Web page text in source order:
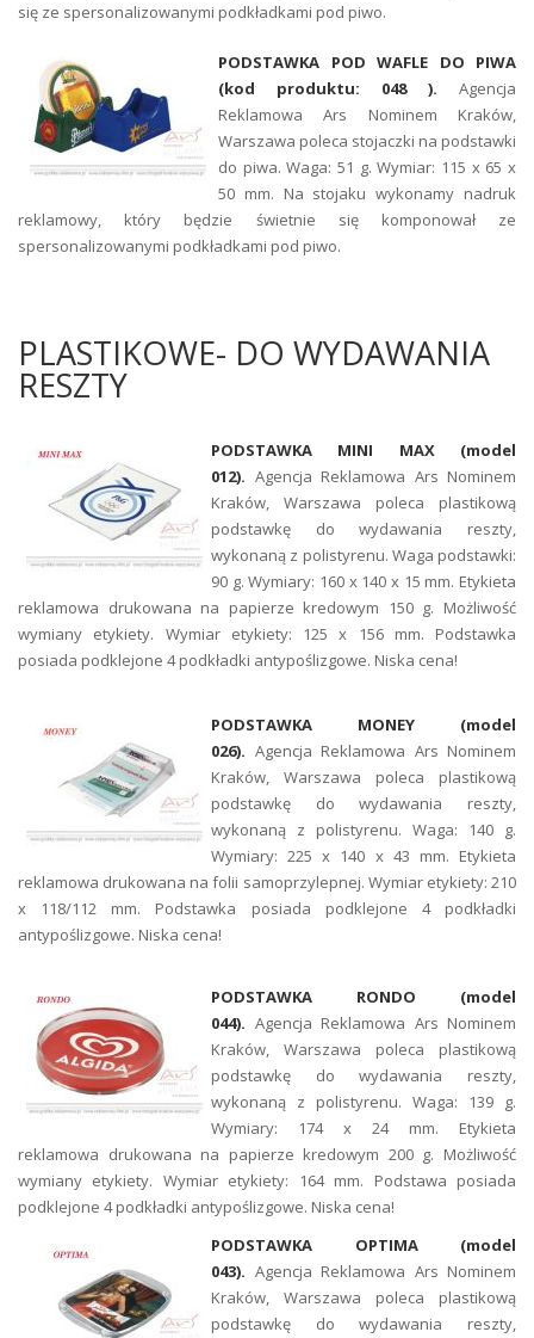
się ze spersonalizowanymi podkładkami pod piwo.
PODSTAWKA POD WAFLE DO PIWA
(kod produktu: 048 ). Agencja
Reklamowa Ars Nominem Kraków,
Warszawa poleca stojaczki na podstawki
do piwa. Waga: 51 g. Wymiar: 115 x 65 x
50 mm. Na stojaku wykonamy nadruk
reklamowy, który będzie świetnie się komponował ze
spersonalizowanymi podkładkami pod piwo.
PLASTIKOWE- DO WYDAWANIA
RESZTY
PODSTAWKA MINI MAX (model
012). Agencja Reklamowa Ars Nominem
Kraków, Warszawa poleca plastikową
podstawkę do wydawania reszty,
wykonaną z polistyrenu. Waga podstawki:
90 g. Wymiary: 160 x 140 x 15 mm. Etykieta
reklamowa drukowana na papierze kredowym 150 g. Możliwość
wymiany etykiety. Wymiar etykiety: 125 x 156 mm. Podstawka
posiada podklejone 4 podkładki antypoślizgowe. Niska cena!
PODSTAWKA MONEY (model
026). Agencja Reklamowa Ars Nominem
Kraków, Warszawa poleca plastikową
podstawkę do wydawania reszty,
wykonaną z polistyrenu. Waga: 140 g.
Wymiary: 225 x 140 x 43 mm. Etykieta
reklamowa drukowana na folii samoprzylepnej. Wymiar etykiety: 210
x 118/112 mm. Podstawka posiada podklejone 4 podkładki
antypoślizgowe. Niska cena!
PODSTAWKA RONDO (model
044). Agencja Reklamowa Ars Nominem
Kraków, Warszawa poleca plastikową
podstawkę do wydawania reszty,
wykonaną z polistyrenu. Waga: 139 g.
Wymiary: 174 x 24 mm. Etykieta
reklamowa drukowana na papierze kredowym 200 g. Możliwość
wymiany etykiety. Wymiar etykiety: 164 mm. Podstawa posiada
podklejone 4 podkładki antypoślizgowe. Niska cena!
PODSTAWKA OPTIMA (model
043). Agencja Reklamowa Ars Nominem
Kraków, Warszawa poleca plastikową
podstawkę do wydawania reszty,